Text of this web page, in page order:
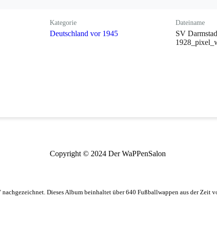
Kategorie
Deutschland vor 1945
Dateiname
SV
Copyright © 2024 Der WaPPenSalon
Dieses Album beinhaltet über 640 Fußballwappen aus der Zeit